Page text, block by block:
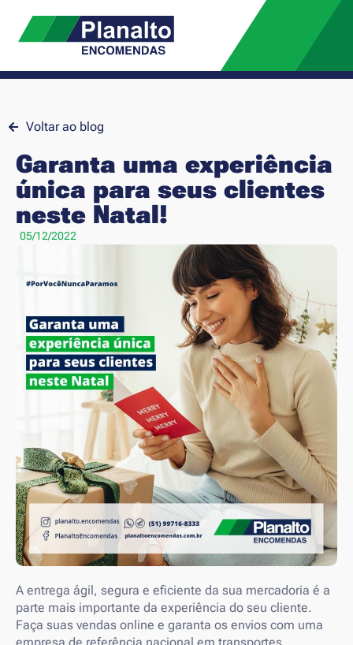
Voltar ao blog
Garanta uma experiência
única para seus clientes
neste Natal!
05/12/2022
A entrega ágil, segura e eficiente da sua mercadoria é a
parte mais importante da experiência do seu cliente.
Faça suas vendas online e garanta os envios com uma